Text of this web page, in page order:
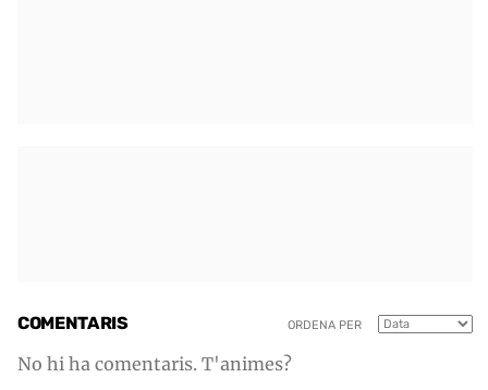
COMENTARIS ORDENA PER
No hi ha comentaris. T'animes?